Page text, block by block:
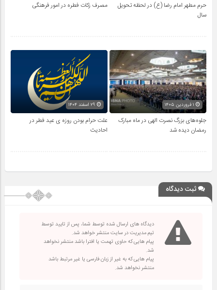
حرم مطهر امام رضا (ع) در لحظه تحویل
سال
مصرف زکات فطره در امور فرهنگی
جلوه‌های بزرگ نصرت الهی در ماه مبارک
رمضان دیده شد
علت حرام بودن روزه ی عید فطر در
احادیث
ثبت دیدگاه
دیدگاه های ارسال شده توسط شما، پس از تایید توسط
تیم مدیریت در سایت منتشر خواهد شد.
پیام هایی که حاوی تهمت یا افترا باشد منتشر نخواهد
شد.
پیام هایی که به غیر از زبان فارسی یا غیر مرتبط باشد
منتشر نخواهد شد.